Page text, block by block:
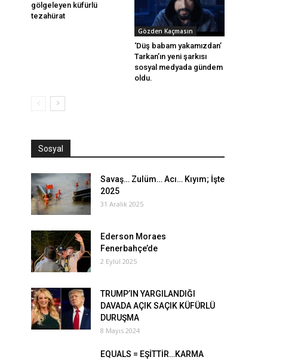
gölgeleyen küfürlü
tezahürat
Gözden Kaçmasın
‘Düş babam yakamızdan’
Tarkan’ın yeni şarkısı
sosyal medyada gündem
oldu.
Sosyal
Savaş… Zulüm… Acı… Kıyım; İşte
2025
31 Aralık 2025
Ederson Moraes
Fenerbahçe’de
2 Eylül 2025
TRUMP’IN YARGILANDIĞI
DAVADA AÇIK SAÇIK KÜFÜRLÜ
DURUŞMA
8 Mayıs 2024
EQUALS = EŞİTTİR…KARMA